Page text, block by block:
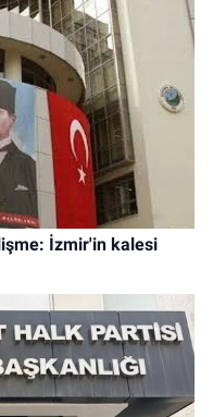
İzmir'in kalesi